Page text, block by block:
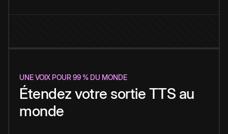
UNE VOIX POUR 99 % DU MONDE
Étendez votre sortie TTS au
monde